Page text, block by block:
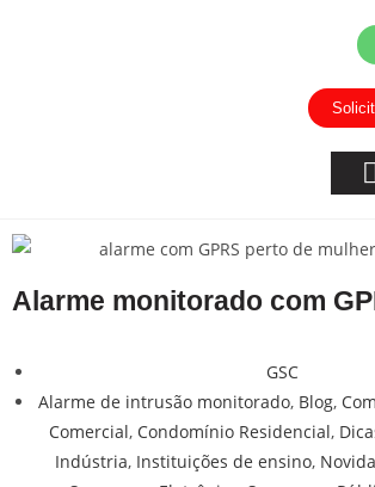
Alarme monitorado com
GSC
Alarme de intrusão monitorado, Blog,
Comercial, Condomínio Residencial,
Indústria, Instituições de ensino,